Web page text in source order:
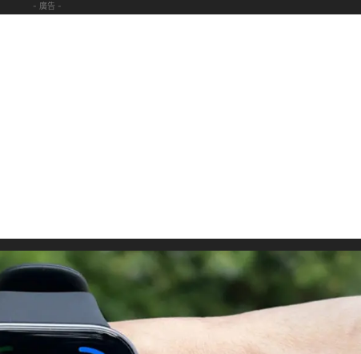
- 廣告 -